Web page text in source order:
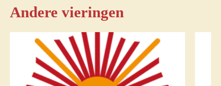
Andere vieringen